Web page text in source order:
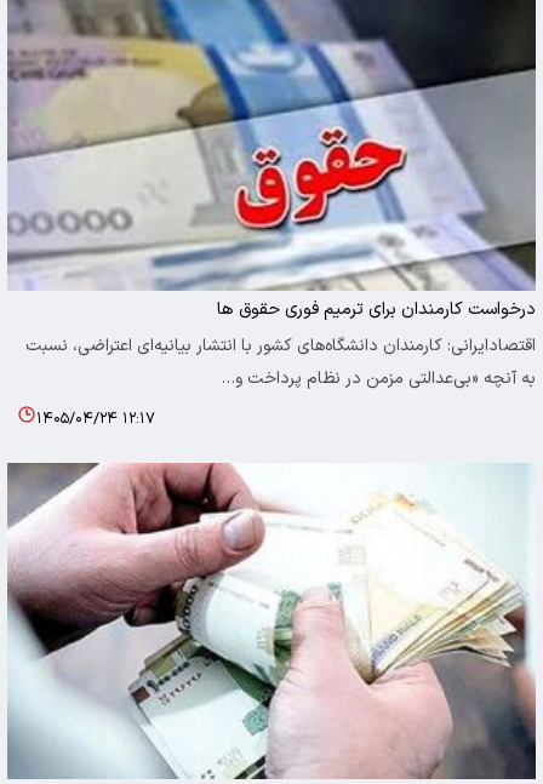
درخواست کارمندان برای ترمیم فوری حقوق ها
اقتصادایرانی: کارمندان دانشگاه‌های کشور با انتشار بیانیه‌ای اعتراضی، نسبت
به آنچه «بی‌عدالتی مزمن در نظام پرداخت و…
۱۴۰۵/۰۴/۲۴ ۱۲:۱۷